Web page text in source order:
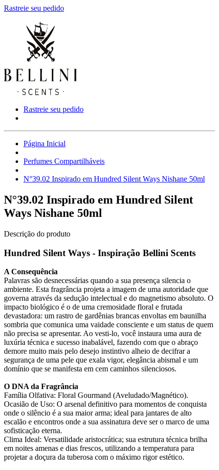
Rastreie seu pedido
Rastreie seu pedido
Página Inicial
Perfumes Compartilháveis
N°39.02 Inspirado em Hundred Silent Ways Nishane 50ml
N°39.02 Inspirado em Hundred Silent
Ways Nishane 50ml
Descrição do produto
Hundred Silent Ways - Inspiração Bellini Scents
A Consequência
Palavras são desnecessárias quando a sua presença silencia o
ambiente. Esta fragrância projeta a imagem de uma autoridade que
governa através da sedução intelectual e do magnetismo absoluto. O
impacto biológico é o de uma cremosidade floral e frutada
devastadora: um rastro de gardênias brancas envoltas em baunilha
sombria que comunica uma vaidade consciente e um status de quem
não precisa se apresentar. Ao vesti-lo, você instaura uma aura de
luxúria técnica e sucesso inabalável, fazendo com que o abraço
demore muito mais pelo desejo instintivo alheio de decifrar a
segurança de uma pele que exala vigor, elegância abismal e um
domínio que se manifesta em cem caminhos silenciosos.
O DNA da Fragrância
Família Olfativa: Floral Gourmand (Aveludado/Magnético).
Ocasião de Uso: O arsenal definitivo para momentos de conquista
onde o silêncio é a sua maior arma; ideal para jantares de alto
escalão e encontros onde a sua assinatura deve ser o marco de uma
sofisticação eterna.
Clima Ideal: Versatilidade aristocrática; sua estrutura técnica brilha
em noites amenas e dias frescos, utilizando a temperatura para
projetar a doçura da tuberosa com o máximo rigor estético.